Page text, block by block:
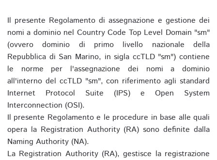
Il presente Regolamento di assegnazione e gestione dei
nomi a dominio nel Country Code Top Level Domain "sm"
(ovvero dominio di primo livello nazionale della
Repubblica di San Marino, in sigla ccTLD "sm") contiene
le norme per l'assegnazione dei nomi a dominio
all'interno del ccTLD "sm", con riferimento agli standard
Internet Protocol Suite (IPS) e Open System
Interconnection (OSI).
Il presente Regolamento e le procedure in base alle quali
opera la Registration Authority (RA) sono definite dalla
Naming Authority (NA).
La Registration Authority (RA), gestisce la registrazione